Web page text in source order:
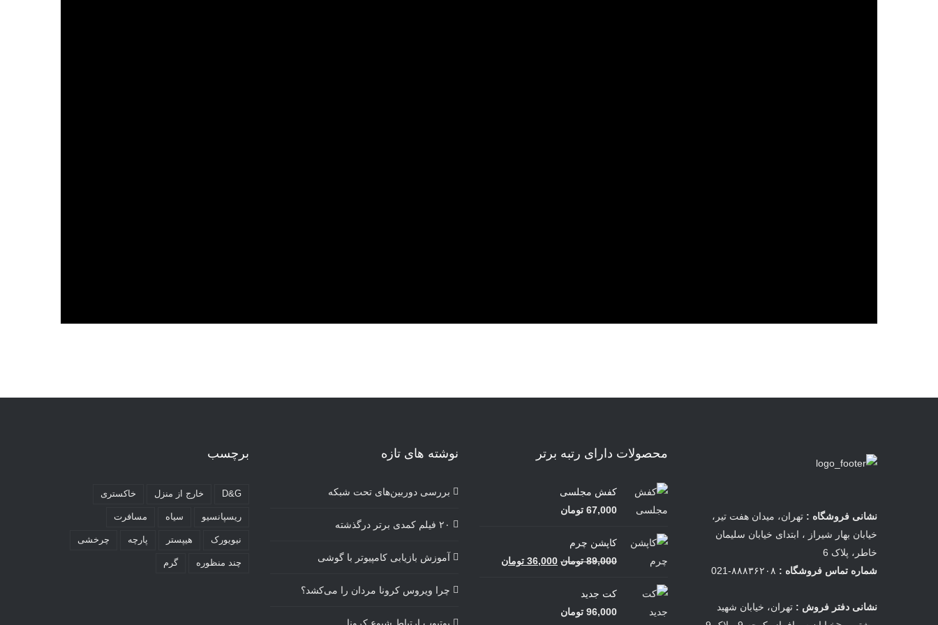
نشانی فروشگاه : تهران، میدان هفت تیر،
خیابان بهار شیراز ، ابتدای خیابان سلیمان
خاطر، پلاک 6
شماره تماس فروشگاه :
نشانی دفتر فروش : تهران، خیابان شهید
محصولات دارای رتبه برتر
کفش مجلسی
67,000 تومان
کاپشن چرم
89,000 تومان قیمت
36,000 تومان
36,000 تومان
کت جدید
96,000 تومان
نوشته های تازه
بررسی دوربین‌های تحت شبکه
۲۰ فیلم کمدی برتر درگذشته
آموزش بازیابی کامپیوتر با گوشی
چرا ویروس کرونا مردان را می‌کشد؟
برچسب
D&G خارج از منزل خاکستری
ریسپانسیو سیاه مسافرت
نیویورک هیپستر پارچه چرخشی
چند منظوره گرم